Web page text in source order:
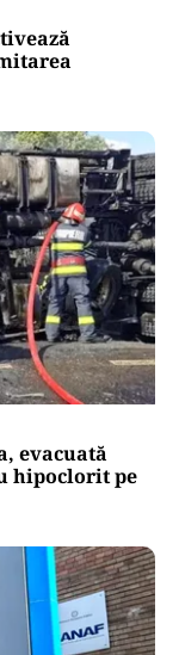
evacuată
hipoclorit pe